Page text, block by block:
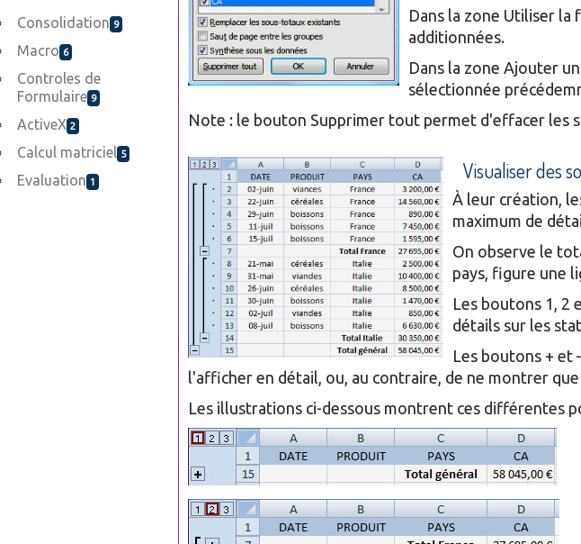
Consolidation 9
Macro 6
Controles de
Formulaire 9
ActiveX 2
Calcul matriciel 5
Evaluation 1
Dans la zone Utiliser
additionnées.
Dans la zone Ajouter
sélectionnée
Note : le bouton Supprimer tout permet d'effacer les
Visualiser des
À leur création,
maximum de
On observe le
pays, figure une
Les boutons 1, 2
détails sur les
Les boutons + et
l'afficher en détail, ou, au contraire, de ne montrer
Les illustrations ci-dessous montrent ces différentes